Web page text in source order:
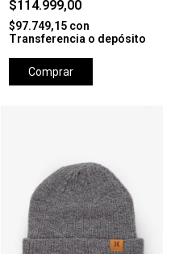
$114.999,00
$97.749,15 con
Transferencia o depósito
Comprar